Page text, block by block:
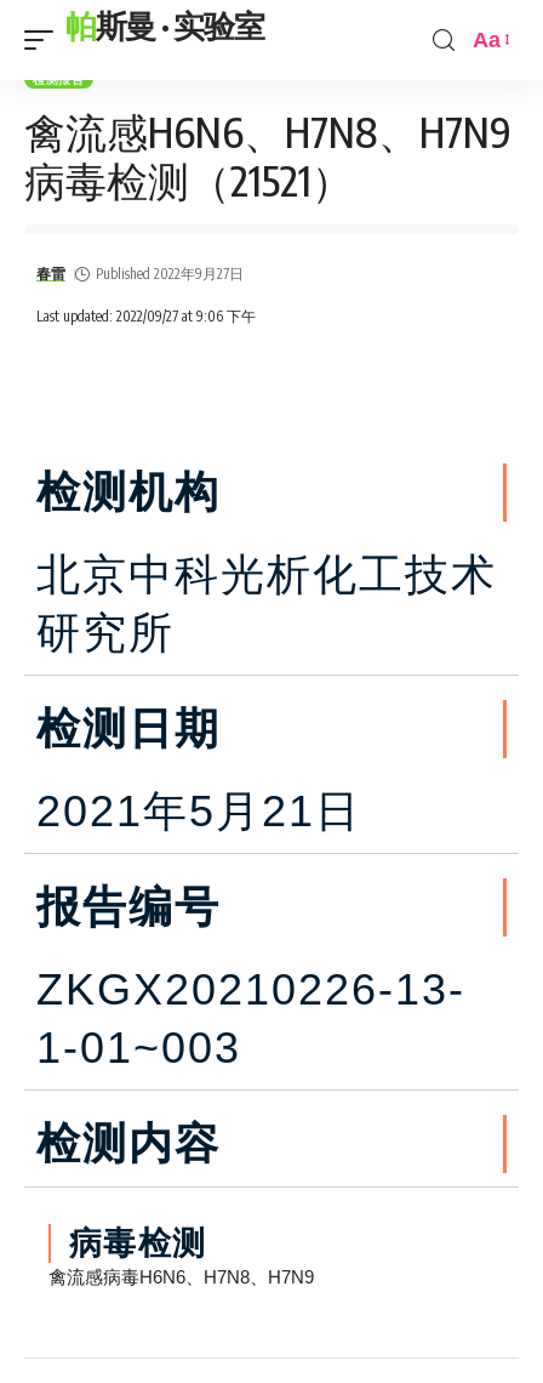
帕斯曼 · 实验室 Aa
检测报告
禽流感H6N6、H7N8、H7N9
病毒检测（21521）
Last updated: 2022/09/27 at 9:06 下午
春雷 Published 2022年9月27日
检测机构
北京中科光析化工技术
研究所
检测日期
2021年5月21日
报告编号
ZKGX20210226-13-
1-01~003
检测内容
病毒检测
禽流感病毒H6N6、H7N8、H7N9